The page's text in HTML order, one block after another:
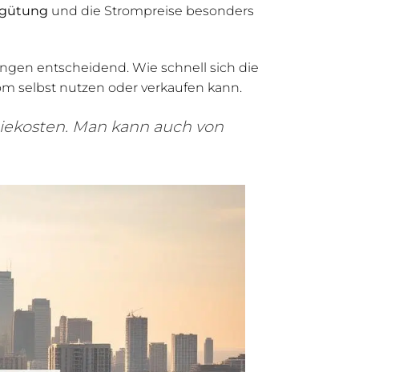
und die Strompreise besonders
entscheidend. Wie schnell sich die
selbst nutzen oder verkaufen kann.
Man kann auch von